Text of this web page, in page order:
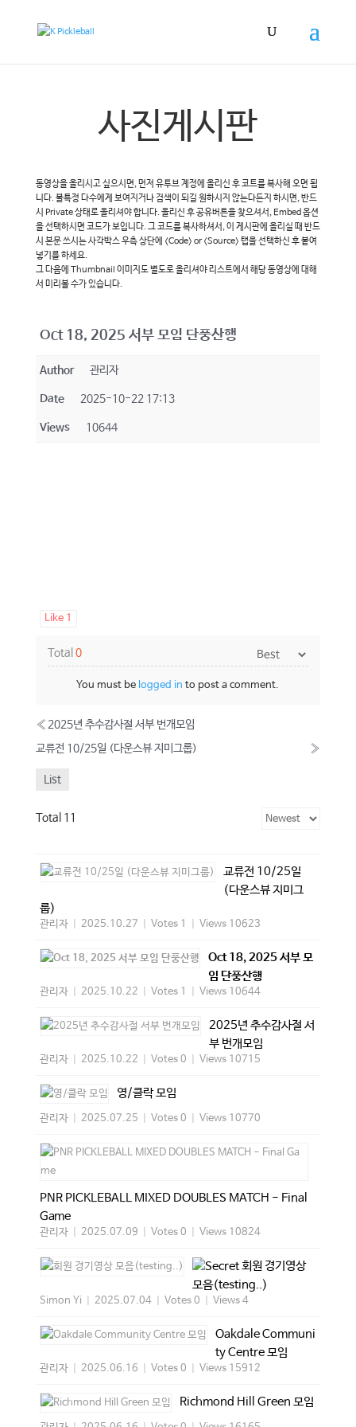
사진게시판
동영상을 올리시고 싶으시면, 먼저 유투브 계정에 올리신 후 코트를 복사해 오면 됩
니다. 불특정 다수에게 보여지거나 검색이 되길 원하시지 않는다든지 하시면, 반드
시 Private 상태로 올리셔야 합니다. 올리신 후 공유버튼을 찾으셔서, Embed 옵션
을 선택하시면 코드가 보입니다. 그 코드를 복사하셔서, 이 게시판에 올리실 때 반드
시 본문 쓰시는 사각박스 우측 상단에 <Code> or <Source> 탭을 선택하신 후 붙여
넣기를 하세요.
그 다음에 Thumbnail 이미지도 별도로 올리셔야 리스트에서 해당 동영상에 대해
서 미리볼 수가 있습니다.
Oct 18, 2025 서부 모임 단풍산행
Author 관리자
Date 2025-10-22 17:13
Views 10644
Like 1
Total 0
You must be logged in to post a comment.
« 2025년 추수감사절 서부 번개모임
교류전 10/25일 (다운스뷰 지미그룹)
»
List
Total 11
교류전 10/25일
(다운스뷰 지미그
룹)
관리자 2025.10.27 Votes 1 Views 10623
Oct 18, 2025 서부 모
임 단풍산행
관리자 2025.10.22 Votes 1 Views 10644
2025년 추수감사절 서
부 번개모임
관리자 2025.10.22 Votes 0 Views 10715
영/클락 모임
관리자 2025.07.25 Votes 0 Views 10770
PNR PICKLEBALL MIXED DOUBLES MATCH - Final
Game
관리자 2025.07.09 Votes 0 Views 10824
회원 경기영상
모음(testing..)
Simon Yi 2025.07.04 Votes 0 Views 4
Oakdale Communi
ty Centre 모임
관리자 2025.06.16 Votes 0 Views 15912
Richmond Hill Green 모임